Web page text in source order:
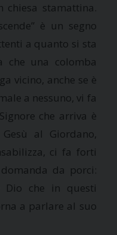
chiesa stamattina.
è un segno
a quanto si sta
che una colomba
vicino, anche se è
a nessuno, vi fa
che arriva è
al Giordano,
ci fa forti
da porci:
Dio che in questi
a parlare al suo